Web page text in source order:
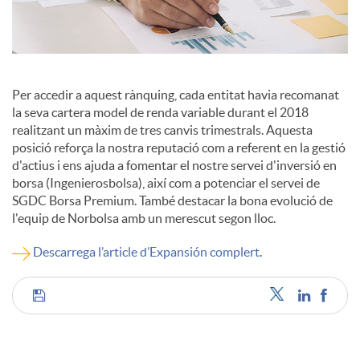
t
i
n
g
u
t
s
Per accedir a aquest rànquing, cada entitat havia recomanat
la seva cartera model de renda variable durant el 2018
realitzant un màxim de tres canvis trimestrals. Aquesta
posició reforça la nostra reputació com a referent en la gestió
d'actius i ens ajuda a fomentar el nostre servei d'inversió en
borsa (Ingenierosbolsa), així com a potenciar el servei de
SGDC Borsa Premium. També destacar la bona evolució de
l'equip de Norbolsa amb un merescut segon lloc.
Descarrega l’article d’Expansión complert.
C